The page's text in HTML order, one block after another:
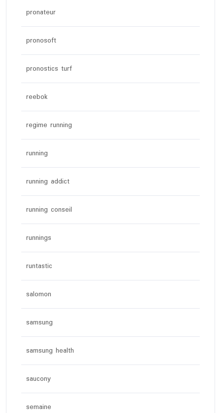
pronateur
pronosoft
pronostics turf
reebok
regime running
running
running addict
running conseil
runnings
runtastic
salomon
samsung
samsung health
saucony
semaine